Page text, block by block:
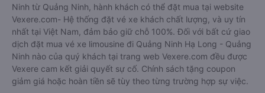
Ninh từ Quảng Ninh, hành khách có thể đặt mua tại website
Vexere.com- Hệ thống đặt vé xe khách chất lượng, và uy tín
nhất tại Việt Nam, đảm bảo giữ chỗ 100%. Đối với bất cứ giao
dịch đặt mua vé xe limousine đi Quảng Ninh Hạ Long - Quảng
Ninh nào của quý khách tại trang web Vexere.com đều được
Vexere cam kết giải quyết sự cố. Chính sách tặng coupon
giảm giá hoặc hoàn tiền sẽ tùy theo từng trường hợp sự việc.